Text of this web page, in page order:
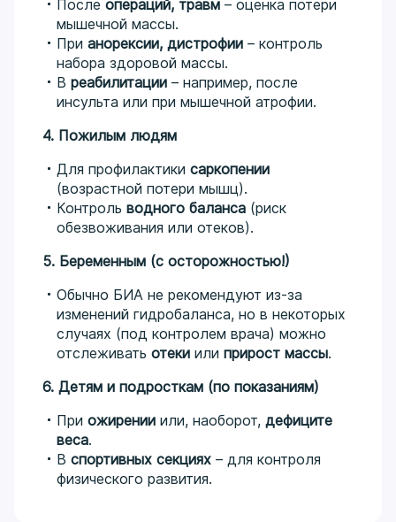
После операций, травм – оценка потери
мышечной массы.
При анорексии, дистрофии – контроль
набора здоровой массы.
В реабилитации – например, после
инсульта или при мышечной атрофии.
4. Пожилым людям
Для профилактики саркопении
(возрастной потери мышц).
Контроль водного баланса (риск
обезвоживания или отеков).
5. Беременным (с осторожностью!)
Обычно БИА не рекомендуют из-за
изменений гидробаланса, но в некоторых
случаях (под контролем врача) можно
отслеживать отеки или прирост массы.
6. Детям и подросткам (по показаниям)
При ожирении или, наоборот, дефиците
веса.
В спортивных секциях – для контроля
физического развития.